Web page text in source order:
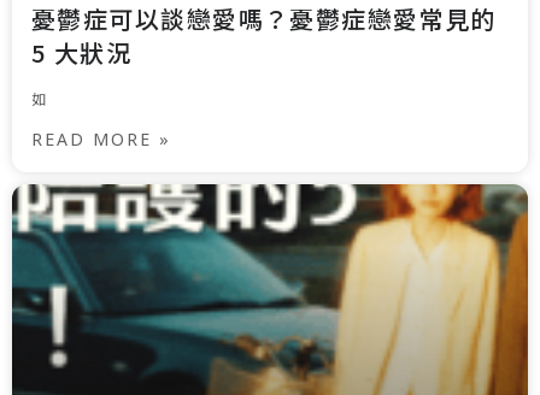
憂鬱症可以談戀愛嗎？憂鬱症戀愛常見的
5 大狀況
如
READ MORE »